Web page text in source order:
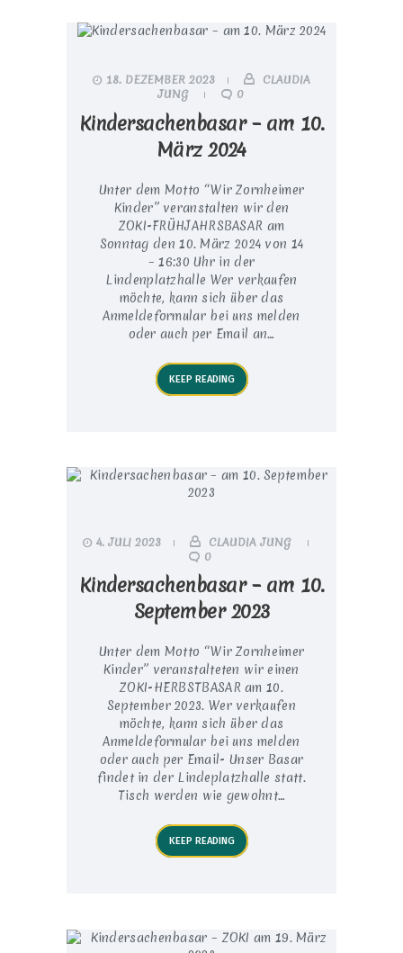
18. DEZEMBER 2023
CLAUDIA
JUNG
0
Kindersachenbasar – am 10.
März 2024
Unter dem Motto “Wir Zornheimer
Kinder” veranstalten wir den
ZOKI-FRÜHJAHRSBASAR am
Sonntag den 10. März 2024 von 14
– 16:30 Uhr in der
Lindenplatzhalle Wer verkaufen
möchte, kann sich über das
Anmeldeformular bei uns melden
oder auch per Email an…
KEEP READING
4. JULI 2023
CLAUDIA JUNG
0
Kindersachenbasar – am 10.
September 2023
Unter dem Motto “Wir Zornheimer
Kinder” veranstalteten wir einen
ZOKI-HERBSTBASAR am 10.
September 2023. Wer verkaufen
möchte, kann sich über das
Anmeldeformular bei uns melden
oder auch per Email- Unser Basar
findet in der Lindeplatzhalle statt.
Tisch werden wie gewohnt…
KEEP READING